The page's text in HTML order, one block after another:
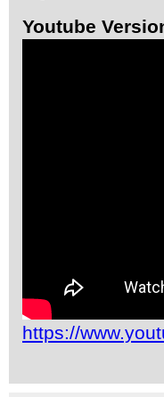
Youtube
https://